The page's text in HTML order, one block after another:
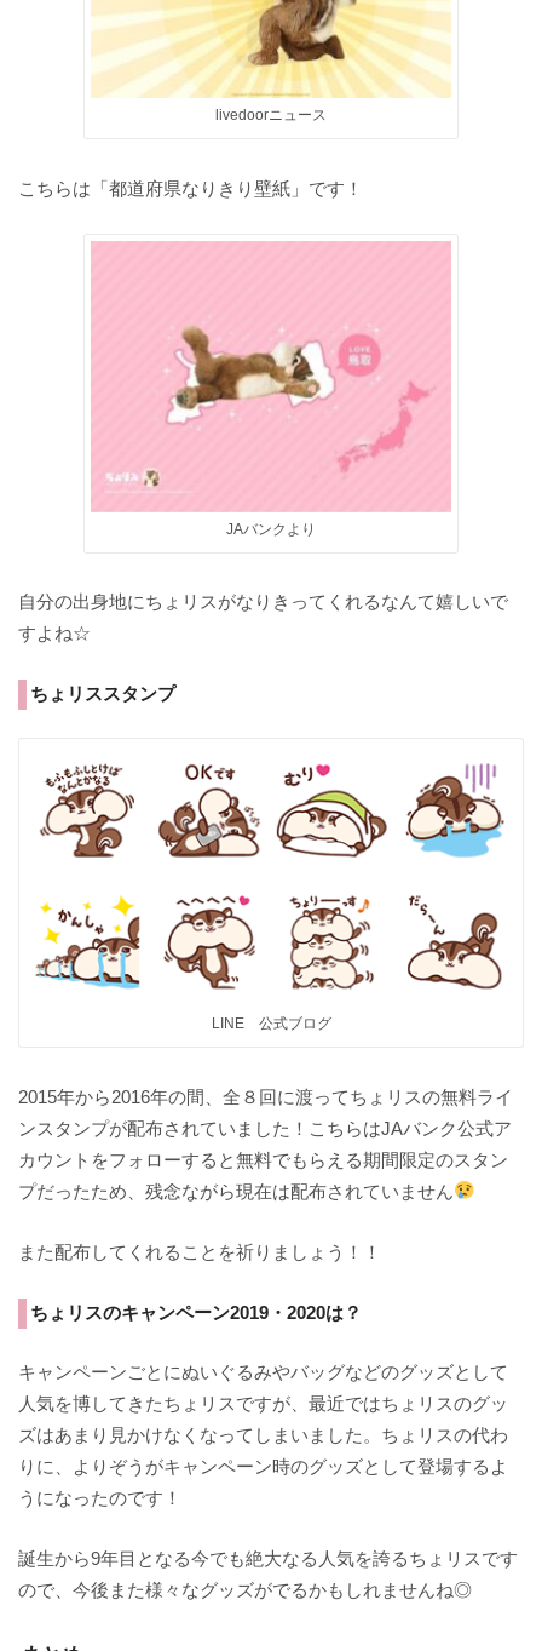
livedoorニュース
こちらは「都道府県なりきり壁紙」です！
JAバンクより
自分の出身地にちょリスがなりきってくれるなんて嬉しいで
すよね☆
ちょリススタンプ
LINE 公式ブログ
2015年から2016年の間、全８回に渡ってちょリスの無料ライ
ンスタンプが配布されていました！こちらはJAバンク公式ア
カウントをフォローすると無料でもらえる期間限定のスタン
プだったため、残念ながら現在は配布されていません
また配布してくれることを祈りましょう！！
ちょリスのキャンペーン2019・2020は？
キャンペーンごとにぬいぐるみやバッグなどのグッズとして
人気を博してきたちょリスですが、最近ではちょリスのグッ
ズはあまり見かけなくなってしまいました。ちょリスの代わ
りに、よりぞうがキャンペーン時のグッズとして登場するよ
うになったのです！
誕生から9年目となる今でも絶大なる人気を誇るちょリスです
ので、今後また様々なグッズがでるかもしれませんね◎